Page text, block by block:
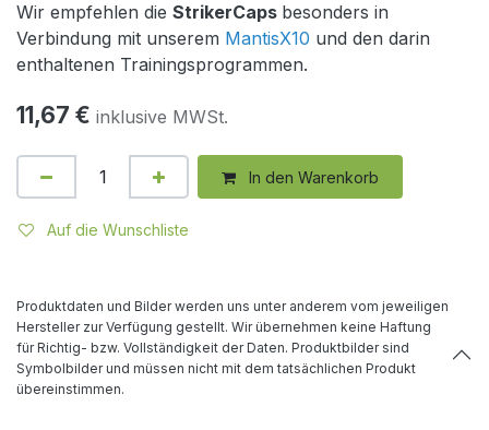
Wir empfehlen die StrikerCaps besonders in
Verbindung mit unserem MantisX10 und den darin
enthaltenen Trainingsprogrammen.
11,67 € inklusive MWSt.
In den Warenkorb
Auf die Wunschliste
Produktdaten und Bilder werden uns unter anderem vom jeweiligen
Hersteller zur Verfügung gestellt. Wir übernehmen keine Haftung
für Richtig- bzw. Vollständigkeit der Daten. Produktbilder sind
Symbolbilder und müssen nicht mit dem tatsächlichen Produkt
übereinstimmen.